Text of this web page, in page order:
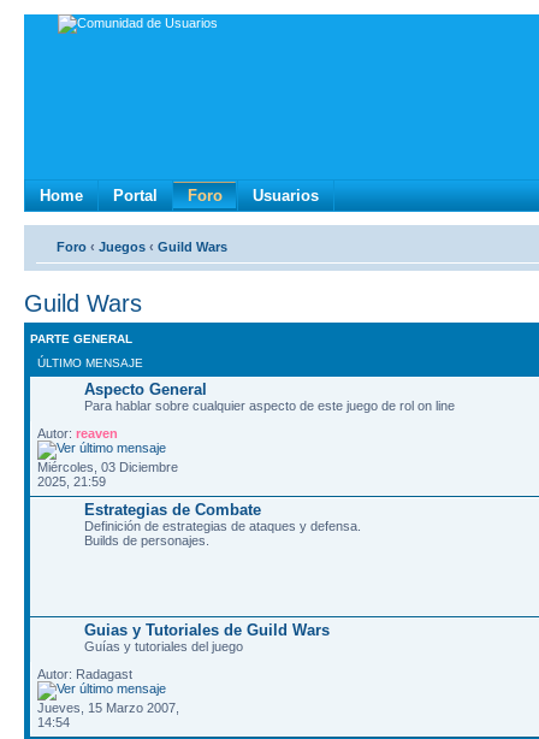
Home Portal Foro Usuarios
Foro ‹ Juegos ‹ Guild Wars
Guild Wars
PARTE GENERAL
ÚLTIMO MENSAJE
Aspecto General
Para hablar sobre cualquier aspecto de este juego de rol on line
Autor: reaven
Miércoles, 03 Diciembre
2025, 21:59
Estrategias de Combate
Definición de estrategias de ataques y defensa.
Builds de personajes.
Guias y Tutoriales de Guild Wars
Guí­as y tutoriales del juego
Autor: Radagast
Jueves, 15 Marzo 2007,
14:54